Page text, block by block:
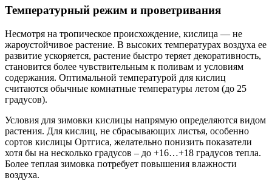
Температурный режим и проветривания
Несмотря на тропическое происхождение, кислица — не
жароустойчивое растение. В высоких температурах воздуха ее
развитие ускоряется, растение быстро теряет декоративность,
становится более чувствительным к поливам и условиям
содержания. Оптимальной температурой для кислиц
считаются обычные комнатные температуры летом (до 25
градусов).
Условия для зимовки кислицы напрямую определяются видом
растения. Для кислиц, не сбрасывающих листья, особенно
сортов кислицы Ортгиса, желательно понизить показатели
хотя бы на несколько градусов – до +16…+18 градусов тепла.
Более теплая зимовка потребует повышения влажности
воздуха.